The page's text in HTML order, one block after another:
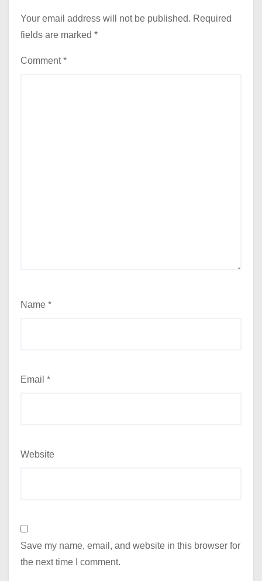
Your email address will not be published. Required
fields are marked *
Comment*
Name *
Email *
Website
Save my name, email, and website in this browser for
the next time I comment.